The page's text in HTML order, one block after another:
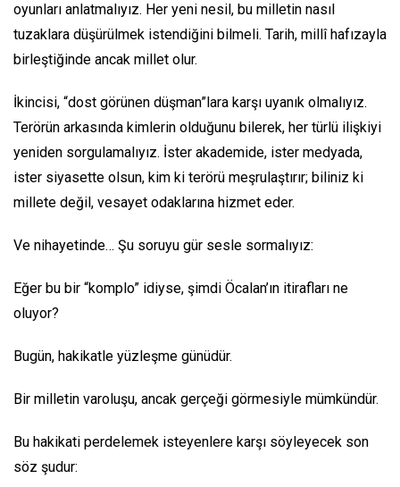
oyunları anlatmalıyız. Her yeni nesil, bu milletin nasıl
tuzaklara düşürülmek istendiğini bilmeli. Tarih, millî hafızayla
birleştiğinde ancak millet olur.
İkincisi, “dost görünen düşman”lara karşı uyanık olmalıyız.
Terörün arkasında kimlerin olduğunu bilerek, her türlü ilişkiyi
yeniden sorgulamalıyız. İster akademide, ister medyada,
ister siyasette olsun, kim ki terörü meşrulaştırır; biliniz ki
millete değil, vesayet odaklarına hizmet eder.
Ve nihayetinde… Şu soruyu gür sesle sormalıyız:
Eğer bu bir “komplo” idiyse, şimdi Öcalan’ın itirafları ne
oluyor?
Bugün, hakikatle yüzleşme günüdür.
Bir milletin varoluşu, ancak gerçeği görmesiyle mümkündür.
Bu hakikati perdelemek isteyenlere karşı söyleyecek son
söz şudur: